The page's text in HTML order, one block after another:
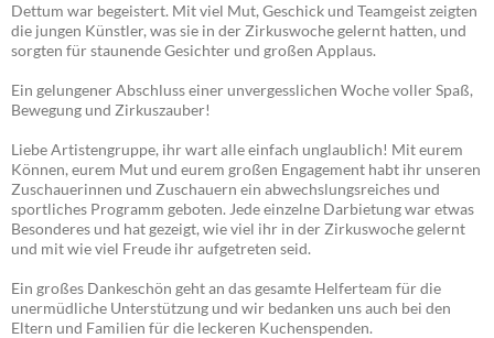
Dettum war begeistert. Mit viel Mut, Geschick und Teamgeist zeigten
die jungen Künstler, was sie in der Zirkuswoche gelernt hatten, und
sorgten für staunende Gesichter und großen Applaus.
Ein gelungener Abschluss einer unvergesslichen Woche voller Spaß,
Bewegung und Zirkuszauber!
Liebe Artistengruppe, ihr wart alle einfach unglaublich! Mit eurem
Können, eurem Mut und eurem großen Engagement habt ihr unseren
Zuschauerinnen und Zuschauern ein abwechslungsreiches und
sportliches Programm geboten. Jede einzelne Darbietung war etwas
Besonderes und hat gezeigt, wie viel ihr in der Zirkuswoche gelernt
und mit wie viel Freude ihr aufgetreten seid.
Ein großes Dankeschön geht an das gesamte Helferteam für die
unermüdliche Unterstützung und wir bedanken uns auch bei den
Eltern und Familien für die leckeren Kuchenspenden.